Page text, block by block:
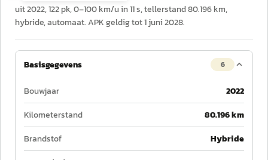
uit 2022, 122 pk, 0–100 km/u in 11 s, tellerstand 80.196 km,
hybride, automaat. APK geldig tot 1 juni 2028.
Basisgegevens 6
Bouwjaar
2022
Kilometerstand
80.196 km
Brandstof
Hybride